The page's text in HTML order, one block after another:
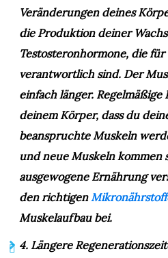
Veränderungen deines
die Produktion deiner
Testosteronhormone, die
verantwortlich sind. Der
einfach länger.
deinem Körper, dass du
beanspruchte Muskeln
und neue Muskeln kommen
ausgewogene Ernährung
den richtigen
Muskelaufbau bei.
4. Längere